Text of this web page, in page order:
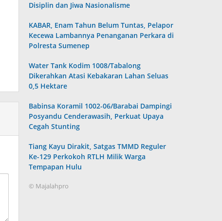
Disiplin dan Jiwa Nasionalisme
KABAR, Enam Tahun Belum Tuntas, Pelapor
Kecewa Lambannya Penanganan Perkara di
Polresta Sumenep
Water Tank Kodim 1008/Tabalong
Dikerahkan Atasi Kebakaran Lahan Seluas
0,5 Hektare
Babinsa Koramil 1002-06/Barabai Dampingi
Posyandu Cenderawasih, Perkuat Upaya
Cegah Stunting
Tiang Kayu Dirakit, Satgas TMMD Reguler
Ke-129 Perkokoh RTLH Milik Warga
Tempapan Hulu
© Majalahpro